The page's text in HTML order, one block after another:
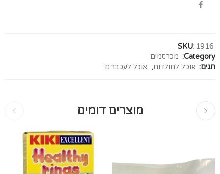
SKU: 1916
Category:
מכרסמים
תגים: אוכל לחולדות, אוכל לעכברים
מוצרים דומים